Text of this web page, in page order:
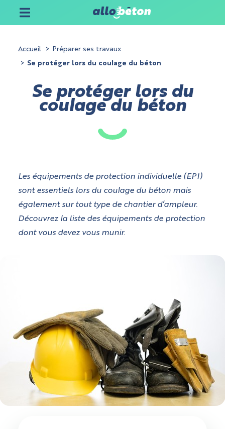
Accueil
Préparer ses travaux
Se protéger lors du coulage du béton
Se protéger lors du
coulage du béton
Les équipements de protection individuelle (EPI)
sont essentiels lors du coulage du béton mais
également sur tout type de chantier d’ampleur.
Découvrez la liste des équipements de protection
dont vous devez vous munir.